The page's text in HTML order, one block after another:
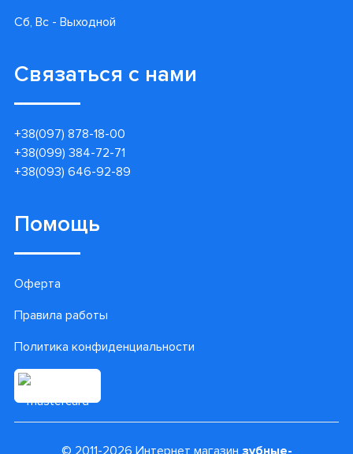
Сб, Вс - Выходной
Связаться с нами
+38(097) 878-18-00
+38(099) 384-72-71
+38(093) 646-92-89
Помощь
Оферта
Правила работы
Политика конфиденциальности
© 2011-2026 Интернет магазин зубные-